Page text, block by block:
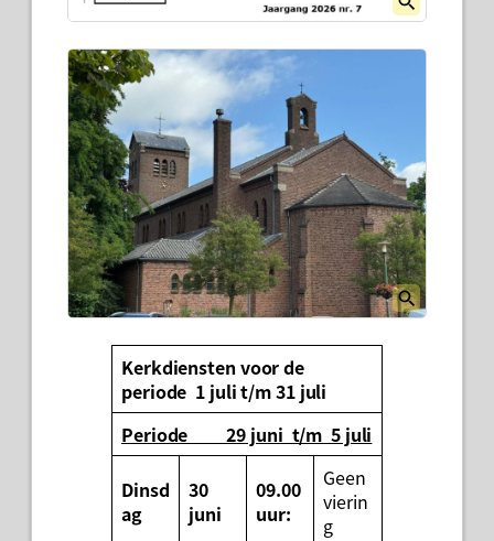
Kerkdiensten voor de
periode 1 juli t/m 31 juli
Periode 29 juni t/m 5 juli
Dinsd
ag
30
juni
09.00
uur:
Geen
vierin
g